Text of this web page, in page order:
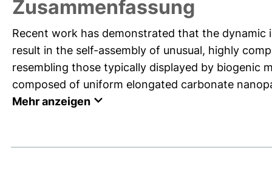
Zusammenfassung
Recent work has demonstrated that the
result in the self-assembly of unusual, highly
resembling those typically displayed by biogenic
composed of uniform elongated carbonate
Mehr anzeigen